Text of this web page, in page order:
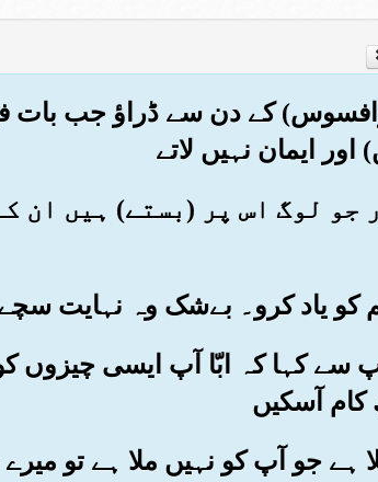
کے دن سے ڈراؤ جب بات
ایمان نہیں لاتے
جو لوگ اس پر (بستے) ہیں
سے کہا کہ ابّا آپ ایسی چیزوں
کام آسکیں
ملا ہے جو آپ کو نہیں ملا ہے تو